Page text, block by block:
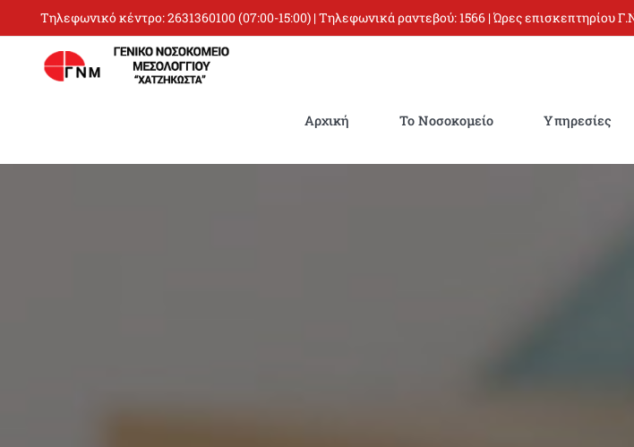
to
content
Τηλεφωνικό κέντρο:2631360100(07:00-15:00) | Τηλεφωνικά ραντεβού:1566 | Ώρες επισκεπτηρίου
Αρχική Το Νοσοκομείο Υπηρεσίες